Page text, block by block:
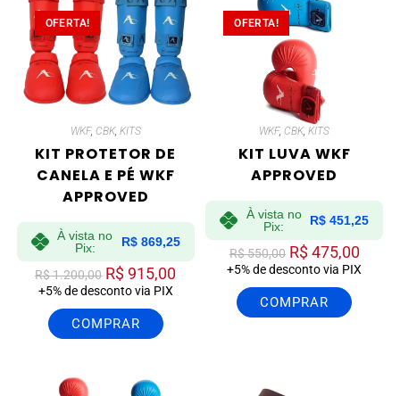
OFERTA!
WKF, CBK, KITS
KIT PROTETOR DE
CANELA E PÉ WKF
APPROVED
À vista no
Pix:
R$869,25
R$1.200,00 R$ 915,00
+5% de desconto via PIX
COMPRAR
OFERTA!
WKF, CBK,KITS
KIT LUVA WKF
APPROVED
À vista no
Pix:
R$ 451,25
R$550,00 R$475,00
+5% de desconto via PIX
COMPRAR